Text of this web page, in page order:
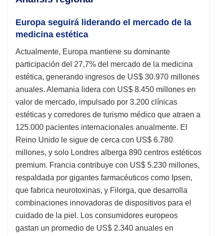
Europa seguirá liderando el mercado de la
medicina estética
Actualmente, Europa mantiene su dominante
participación del 27,7% del mercado de la medicina
estética, generando ingresos de US$ 30.970 millones
anuales. Alemania lidera con US$ 8.450 millones en
valor de mercado, impulsado por 3.200 clínicas
estéticas y corredores de turismo médico que atraen a
125.000 pacientes internacionales anualmente. El
Reino Unido le sigue de cerca con US$ 6.780
millones, y solo Londres alberga 890 centros estéticos
premium. Francia contribuye con US$ 5.230 millones,
respaldada por gigantes farmacéuticos como Ipsen,
que fabrica neurotoxinas, y Filorga, que desarrolla
combinaciones innovadoras de dispositivos para el
cuidado de la piel. Los consumidores europeos
gastan un promedio de US$ 2.340 anuales en